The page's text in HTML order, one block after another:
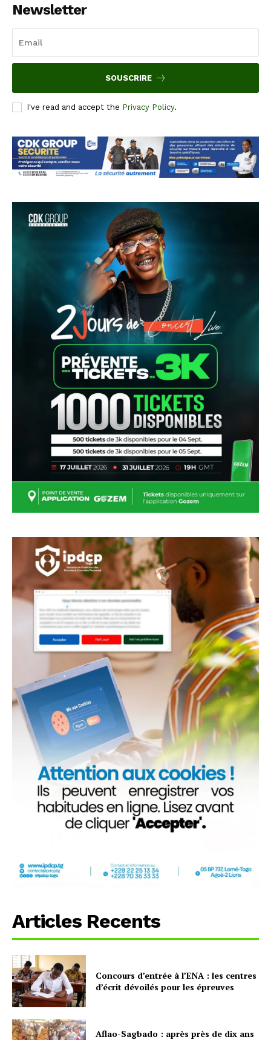
Newsletter
SOUSCRIRE
I've read and accept the Privacy Policy.
Articles Recents
Concours d’entrée à l’ENA : les centres
d’écrit dévoilés pour les épreuves
Aflao-Sagbado : après près de dix ans